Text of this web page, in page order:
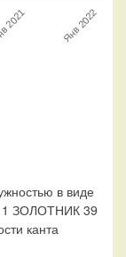
2021 Янв 2022
в виде
1 ЗОЛОТНИК 39
канта